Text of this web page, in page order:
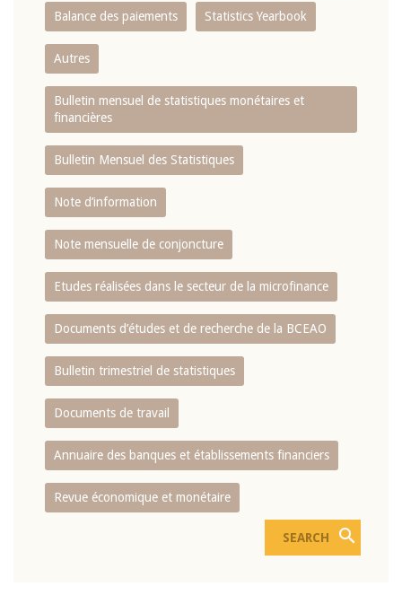
Balance des paiements Statistics Yearbook
Autres
Bulletin mensuel de statistiques monétaires et
financières
Bulletin Mensuel des Statistiques
Note d’information
Note mensuelle de conjoncture
Etudes réalisées dans le secteur de la microfinance
Documents d’études et de recherche de la BCEAO
Bulletin trimestriel de statistiques
Documents de travail
Annuaire des banques et établissements financiers
Revue économique et monétaire